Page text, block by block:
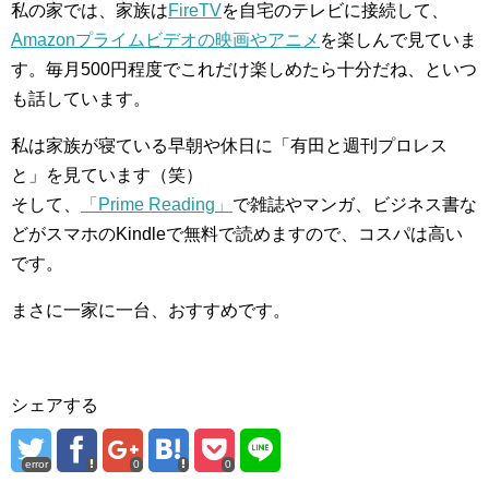
私の家では、家族はFireTVを自宅のテレビに接続して、
Amazonプライムビデオの映画やアニメ を楽しんで見ていま
す。毎月500円程度でこれだけ楽しめたら十分だね、といつ
も話しています。
私は家族が寝ている早朝や休日に「有田と週刊プロレス
と」を見ています（笑）
そして、
「Prime Reading」 で雑誌やマンガ、ビジネス書な
どがスマホのKindleで無料で読めますので、コスパは高い
です。
まさに一家に一台、おすすめです。
シェアする
error 0 0